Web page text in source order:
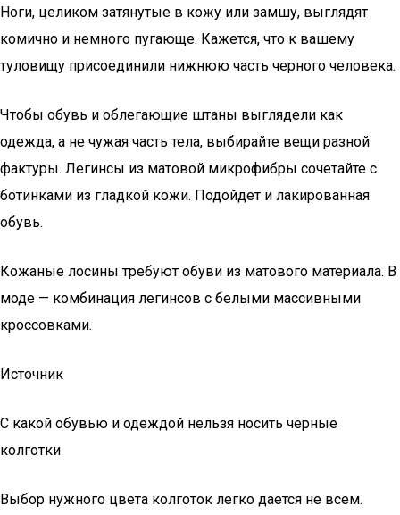
Ноги, целиком затянутые в кожу или замшу, выглядят
комично и немного пугающе. Кажется, что к вашему
туловищу присоединили нижнюю часть черного человека.
Чтобы обувь и облегающие штаны выглядели как
одежда, а не чужая часть тела, выбирайте вещи разной
фактуры. Легинсы из матовой микрофибры сочетайте с
ботинками из гладкой кожи. Подойдет и лакированная
обувь.
Кожаные лосины требуют обуви из матового материала. В
моде — комбинация легинсов с белыми массивными
кроссовками.
Источник
С какой обувью и одеждой нельзя носить черные
колготки
Выбор нужного цвета колготок легко дается не всем.